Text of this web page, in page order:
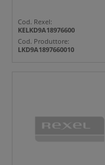
Cod. Rexel:
KELKD9A18976600
Cod. Produttore:
LKD9A1897660010